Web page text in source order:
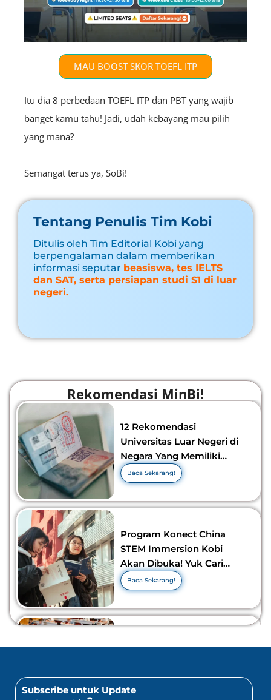
MAU BOOST SKOR TOEFL ITP
Itu dia 8 perbedaan TOEFL ITP dan PBT yang wajib
banget kamu tahu! Jadi, udah kebayang mau pilih
yang mana?
Semangat terus ya, SoBi!
Tentang Penulis Tim Kobi
Ditulis oleh Tim Editorial Kobi yang
berpengalaman dalam memberikan
informasi seputar beasiswa, tes IELTS
dan SAT, serta persiapan studi S1 di luar
negeri.
Rekomendasi MinBi!
12 Rekomendasi
Universitas Luar Negeri di
Negara Yang Memiliki
Visa Murah di 2026-2027!
Baca Sekarang!
Program Konect China
STEM Immersion Kobi
Akan Dibuka! Yuk Cari
Tahu Info Selengkapnya!
Baca Sekarang!
Jangan Kelewatan!
Baca Sekarang!
Subscribe untuk Update